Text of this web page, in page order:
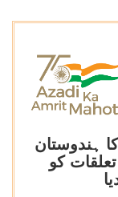
ہندوستان
کو